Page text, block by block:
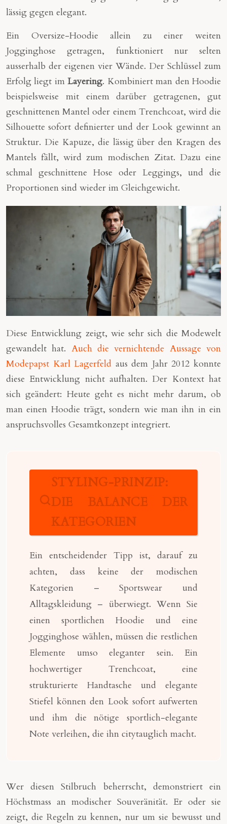
lässig gegen elegant.
Ein Oversize-Hoodie allein zu einer weiten
Jogginghose getragen, funktioniert nur selten
ausserhalb der eigenen vier Wände. Der Schlüssel zum
Erfolg liegt imLayering. Kombiniert man den Hoodie
beispielsweise mit einem darüber getragenen, gut
geschnittenen Mantel oder einem Trenchcoat, wird die
Silhouette sofort definierter und der Look gewinnt an
Struktur. Die Kapuze, die lässig über den Kragen des
Mantels fällt, wird zum modischen Zitat. Dazu eine
schmal geschnittene Hose oder Leggings, und die
Proportionen sind wieder im Gleichgewicht.
Diese Entwicklung zeigt, wie sehr sich die Modewelt
gewandelt hat. Auch die vernichtende Aussage von
Modepapst Karl Lagerfeld aus dem Jahr 2012 konnte
diese Entwicklung nicht aufhalten. Der Kontext hat
sich geändert: Heute geht es nicht mehr darum, ob
man einen Hoodie trägt, sondern wie man ihn in ein
anspruchsvolles Gesamtkonzept integriert.
STYLING-PRINZIP:
DIE BALANCE DER
KATEGORIEN
Ein entscheidender Tipp ist, darauf zu
achten, dass keine der modischen
Kategorien – Sportswear und
Alltagskleidung – überwiegt. Wenn Sie
einen sportlichen Hoodie und eine
Jogginghose wählen, müssen die restlichen
Elemente umso eleganter sein. Ein
hochwertiger Trenchcoat, eine
strukturierte Handtasche und elegante
Stiefel können den Look sofort aufwerten
und ihm die nötige sportlich-elegante
Note verleihen, die ihn citytauglich macht.
Wer diesen Stilbruch beherrscht, demonstriert ein
Höchstmass an modischer Souveränität. Er oder sie
zeigt, die Regeln zu kennen, nur um sie bewusst und